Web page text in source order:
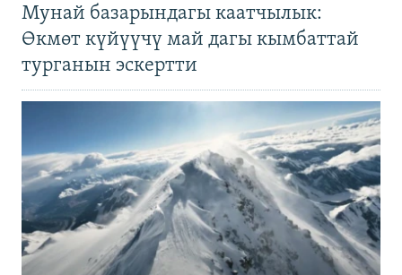
Мунай базарындагы каатчылык:
Өкмөт күйүүчү май дагы кымбаттай
турганын эскертти